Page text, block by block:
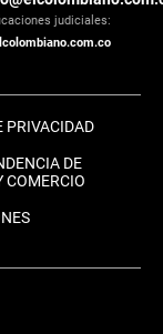
judiciales:
PRIVACIDAD
DE
COMERCIO